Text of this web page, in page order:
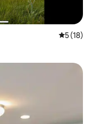
5 de uma
5 (18)